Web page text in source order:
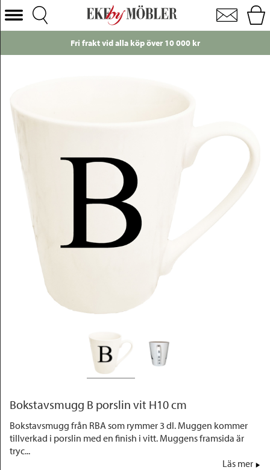
Bokstavsmugg B porslin vit H10 cm
Välj Kategori
Stolar
Sängar
Förvaring
Belysning
Utemöbler
Varumärken
Fri frakt vid alla köp över 10 000 kr
Bokstavsmugg B porslin vit H10 cm
Bokstavsmugg från RBA som rymmer 3 dl. Muggen kommer
tillverkad i porslin med en finish i vitt. Muggens framsida är
tryc...
Läs mer